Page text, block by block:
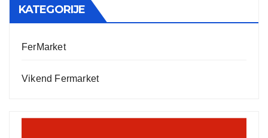
KATEGORIJE
FerMarket
Vikend Fermarket